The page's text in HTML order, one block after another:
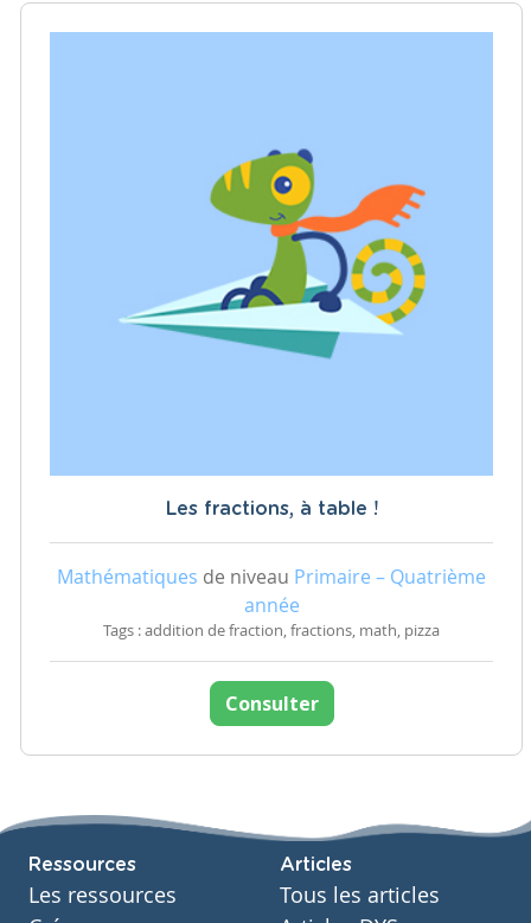
Les fractions, à table !
Mathématiques de niveau Primaire – Quatrième
année
Tags : addition de fraction, fractions, math, pizza
Consulter
Ressources
Les ressources
Articles
Tous les articles